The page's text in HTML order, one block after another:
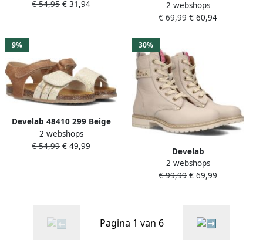
print 24
€ 54,95 € 31,94
Unisex Leren Sneaker Goud
2 webshops
€ 69,99 € 60,94
9%
Develab 48410 299 Beige
Combi Fantasy Sandalen
2 webshops
€ 54,99 € 49,99
30%
Develab
Half-hoog Wit beige
2 webshops
€ 99,99 € 69,99
Pagina 1 van 6